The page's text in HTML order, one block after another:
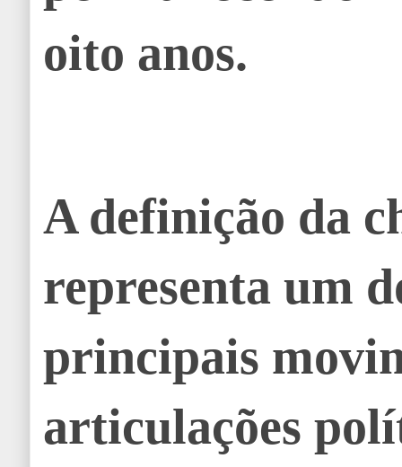
oito anos.
A definição da
representa um
principais
articulações